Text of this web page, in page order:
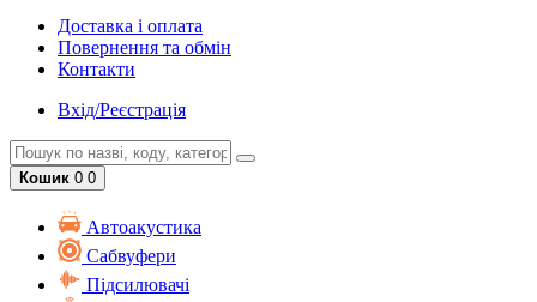
Доставка і оплата
Повернення та обмін
Контакти
Вхід/Реєстрація
Кошик 0 0
Автоакустика
Cабвуфери
Підсилювачі